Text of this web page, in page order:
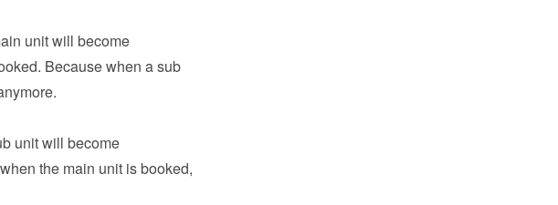
unit will become
Because when a sub
unit will become
the main unit is booked,